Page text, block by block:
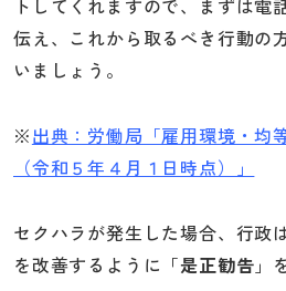
トしてくれますので、まずは電
伝え、これから取るべき行動の
いましょう。
※出典：労働局「雇用環境・均
（令和５年４月１日時点）」
セクハラが発生した場合、行政
を改善するように「是正勧告 」